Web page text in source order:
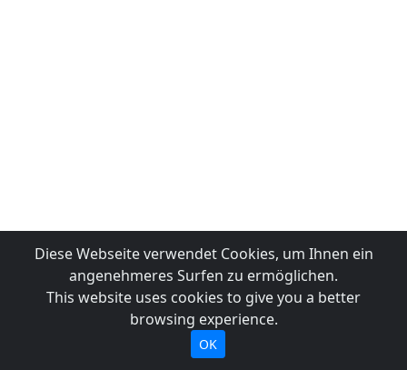
Diese Webseite verwendet Cookies, um Ihnen ein
angenehmeres Surfen zu ermöglichen.
This website uses cookies to give you a better
browsing experience.
OK